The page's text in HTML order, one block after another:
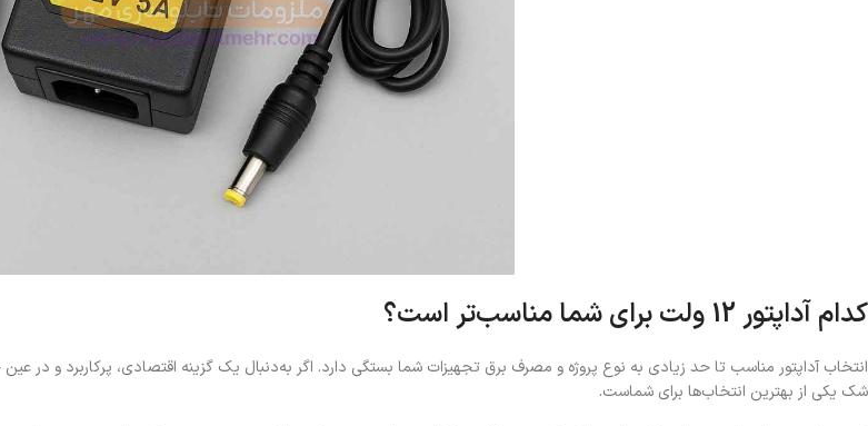
کدام آداپتور 12 ولت برای شما مناسب‌تر است؟
انتخاب آداپتور مناسب تا حد زیادی به نوع پروژه و مصرف برق تجهیزات شما بستگی دارد. اگر به‌دنبال یک گزینه اقتصادی، پرکاربرد و در عین حال
شک یکی از بهترین انتخاب‌ها برای شماست.